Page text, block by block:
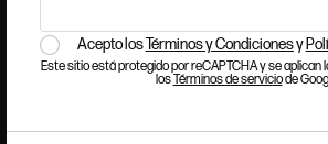
Acepto losTérminos y Condicionesy
Este sitio está protegido por reCAPTCHA y se aplican
losTérminos de serviciode
Si quieres formar parte del equipo de
talento que tenga pasión y admiración
la Tradición y la Modernidad.